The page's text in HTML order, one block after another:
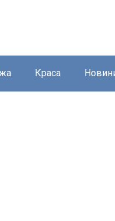
Краса